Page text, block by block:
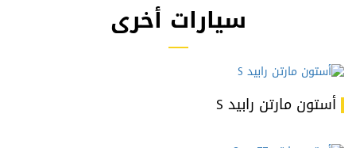
سيارات أخرى
أستون مارتن رابيد S